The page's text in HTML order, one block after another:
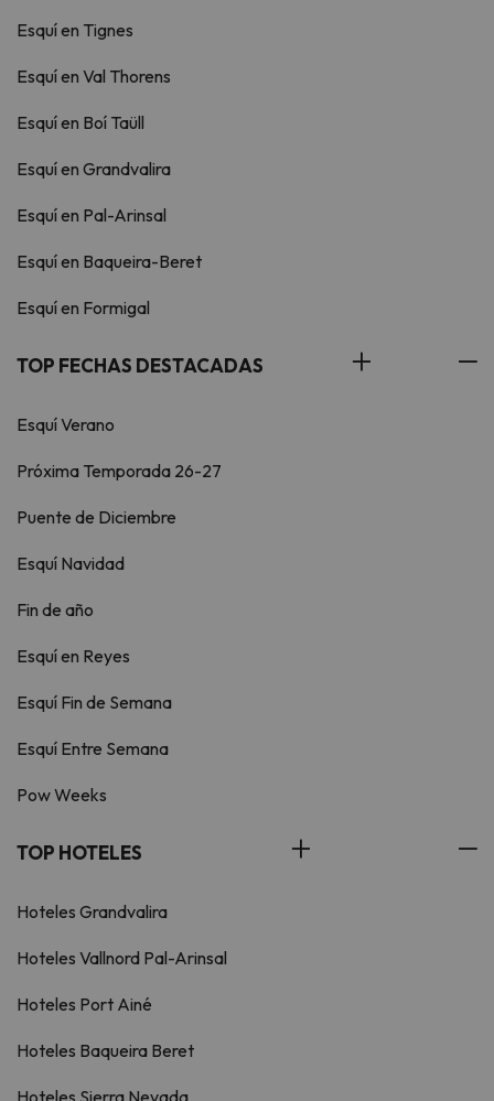
Esquí en Tignes
Esquí en Val Thorens
Esquí en Boí Taüll
Esquí en Grandvalira
Esquí en Pal-Arinsal
Esquí en Baqueira-Beret
Esquí en Formigal
TOP FECHAS DESTACADAS
Esquí Verano
Próxima Temporada 26-27
Puente de Diciembre
Esquí Navidad
Fin de año
Esquí en Reyes
Esquí Fin de Semana
Esquí Entre Semana
Pow Weeks
TOP HOTELES
Hoteles Grandvalira
Hoteles Vallnord Pal-Arinsal
Hoteles Port Ainé
Hoteles Baqueira Beret
Hoteles Sierra Nevada